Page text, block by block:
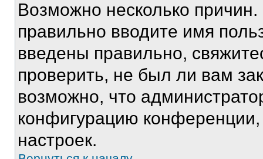
Возможно несколько
правильно вводите имя
введены правильно,
проверить, не был ли вам
возможно, что
конфигурацию
настроек.